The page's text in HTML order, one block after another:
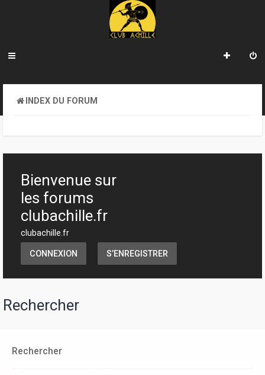
INDEX DU FORUM
Bienvenue sur
les forums
clubachille.fr
clubachille.fr
CONNEXION S’ENREGISTRER
Rechercher
Rechercher